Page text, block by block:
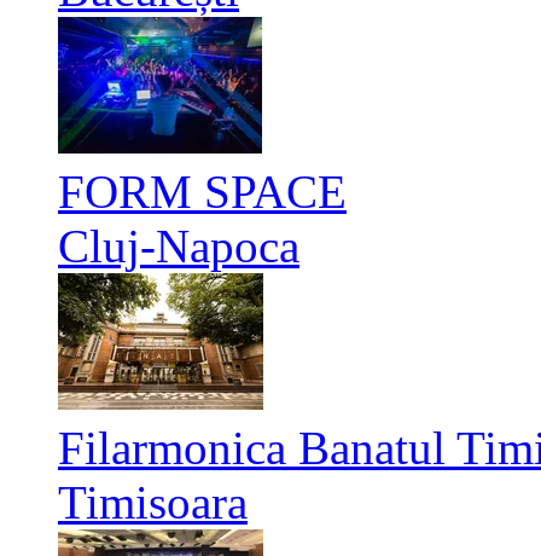
FORM SPACE
Cluj-Napoca
Filarmonica Banatul
Timisoara